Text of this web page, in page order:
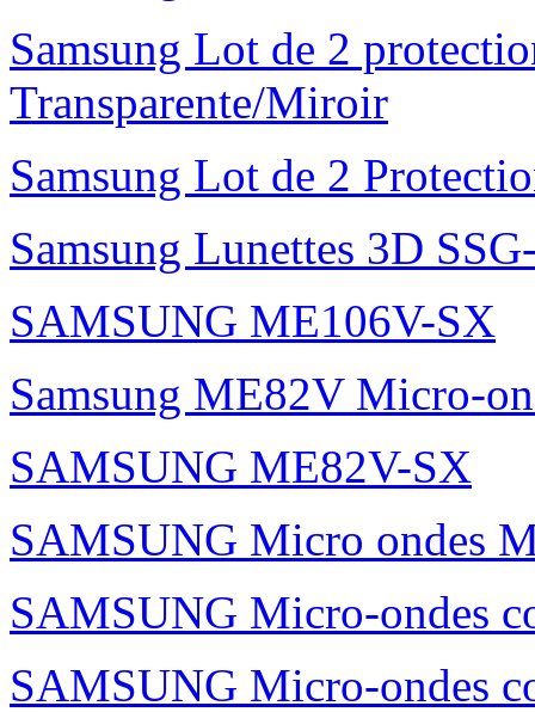
Samsung Lot de 2
Transparente/Miroir
Samsung Lot de 2
Samsung Lunettes 3D
SAMSUNG ME106V-SX
Samsung ME82V Micro-
SAMSUNG ME82V-SX
SAMSUNG Micro ondes
SAMSUNG Micro-ondes
SAMSUNG Micro-ondes